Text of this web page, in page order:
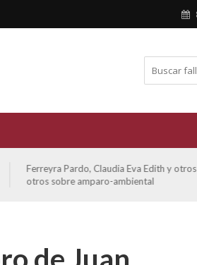
Ferreyra Pardo, Claudia Eva Edith y
otros sobre amparo-ambiental